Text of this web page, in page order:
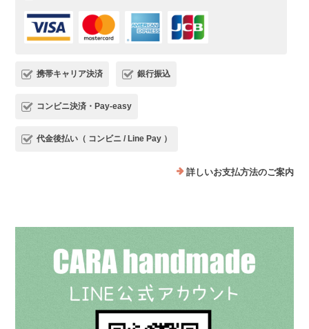
携帯キャリア決済 銀行振込
コンビニ決済・Pay-easy
代金後払い（ コンビニ / Line Pay ）
詳しいお支払方法のご案内